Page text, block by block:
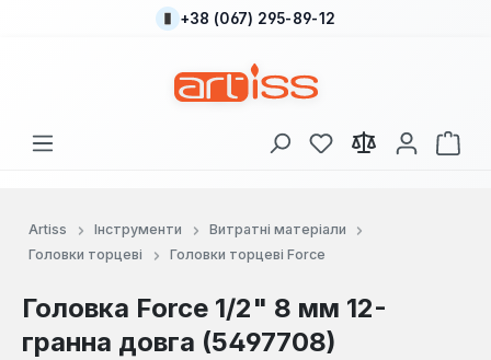
Перейти до основного вмісту
+38 (067) 295-89-12
У вас є 0 у списку
Artiss Інструменти
Витратні матеріали
Головки торцеві
Головки торцеві Force
Головка Force 1/2" 8 мм 12-
гранна довга (5497708)